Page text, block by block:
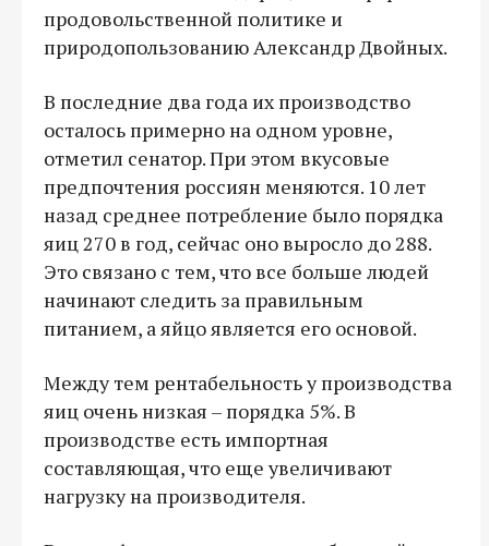
продовольственной политике и
природопользованию Александр Двойных.
В последние два года их производство
осталось примерно на одном уровне,
отметил сенатор. При этом вкусовые
предпочтения россиян меняются. 10 лет
назад среднее потребление было порядка
яиц 270 в год, сейчас оно выросло до 288.
Это связано с тем, что все больше людей
начинают следить за правильным
питанием, а яйцо является его основой.
Между тем рентабельность у производства
яиц очень низкая – порядка 5%. В
производстве есть импортная
составляющая, что еще увеличивают
нагрузку на производителя.